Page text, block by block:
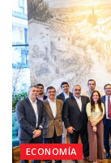
ECONOMÍA